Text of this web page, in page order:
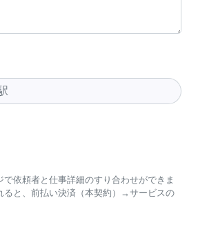
依頼者と仕事詳細のすり合わせができま
ると、前払い決済（本契約）→サービスの